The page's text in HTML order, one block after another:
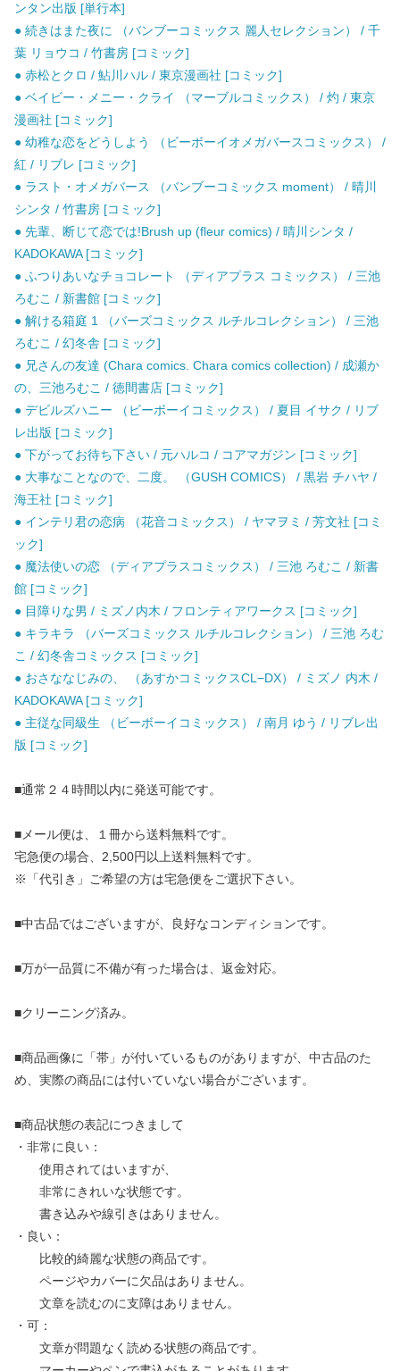
ンタン出版 [単行本]
● 続きはまた夜に （バンブーコミックス 麗人セレクション） / 千
葉 リョウコ / 竹書房 [コミック]
● 赤松とクロ / 鮎川ハル / 東京漫画社 [コミック]
● ベイビー・メニー・クライ （マーブルコミックス） / 灼 / 東京
漫画社 [コミック]
● 幼稚な恋をどうしよう （ビーボーイオメガバースコミックス） /
紅 / リブレ [コミック]
● ラスト・オメガバース （バンブーコミックス moment） / 晴川
シンタ / 竹書房 [コミック]
● 先輩、断じて恋では!Brush up (fleur comics) / 晴川シンタ /
KADOKAWA [コミック]
● ふつりあいなチョコレート （ディアプラス コミックス） / 三池
ろむこ / 新書館 [コミック]
● 解ける箱庭 1 （バーズコミックス ルチルコレクション） / 三池
ろむこ / 幻冬舎 [コミック]
● 兄さんの友達 (Chara comics. Chara comics collection) / 成瀬か
の、三池ろむこ / 徳間書店 [コミック]
● デビルズハニー （ビーボーイコミックス） / 夏目 イサク / リブ
レ出版 [コミック]
● 下がってお待ち下さい / 元ハルコ / コアマガジン [コミック]
● 大事なことなので、二度。 （GUSH COMICS） / 黒岩 チハヤ /
海王社 [コミック]
● インテリ君の恋病 （花音コミックス） / ヤマヲミ / 芳文社 [コミ
ック]
● 魔法使いの恋 （ディアプラスコミックス） / 三池 ろむこ / 新書
館 [コミック]
● 目障りな男 / ミズノ内木 / フロンティアワークス [コミック]
● キラキラ （バーズコミックス ルチルコレクション） / 三池 ろむ
こ / 幻冬舎コミックス [コミック]
● おさななじみの、 （あすかコミックスCL−DX） / ミズノ 内木 /
KADOKAWA [コミック]
● 主従な同級生 （ビーボーイコミックス） / 南月 ゆう / リブレ出
版 [コミック]
■通常２４時間以内に発送可能です。
■メール便は、１冊から送料無料です。
宅急便の場合、2,500円以上送料無料です。
※「代引き」ご希望の方は宅急便をご選択下さい。
■中古品ではございますが、良好なコンディションです。
■万が一品質に不備が有った場合は、返金対応。
■クリーニング済み。
■商品画像に「帯」が付いているものがありますが、中古品のた
め、実際の商品には付いていない場合がございます。
■商品状態の表記につきまして
・非常に良い：
使用されてはいますが、
非常にきれいな状態です。
書き込みや線引きはありません。
・良い：
比較的綺麗な状態の商品です。
ページやカバーに欠品はありません。
文章を読むのに支障はありません。
・可：
文章が問題なく読める状態の商品です。